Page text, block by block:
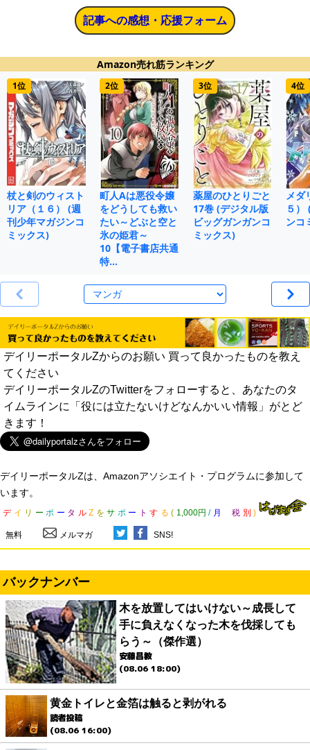
記事への感想・応援フォーム
Amazon売れ筋ランキング
1位
杖と剣のウィスト
リア（１６） (週
刊少年マガジンコ
ミックス)
2位
町人Aは悪役令嬢
をどうしても救い
たい～どぶと空と
氷の姫君～
10【電子書店共通
特…
3位
薬屋のひとりごと
17巻 (デジタル版
ビッグガンガンコ
ミックス)
4位
メダ
５）
ンコ
デイリーポータルZからのお願い 買って良かったものを教え
てください
デイリーポータルZのTwitterをフォローすると、あなたのタ
イムラインに「役には立たないけどなんかいい情報」がとど
きます！
デイリーポータルZは、Amazonアソシエイト・プログラムに参加して
います。
デ イ リ ー ポ ー タ ル Z を サ ポ ー ト す る ( 1,000円 / 月 税 別 )
無料 メルマガ SNS!
バックナンバー
木を放置してはいけない～成長して
手に負えなくなった木を伐採しても
らう～（傑作選）
安藤昌教
(08.06 18:00)
黄金トイレと金箔は触ると剥がれる
読者投稿
(08.06 16:00)